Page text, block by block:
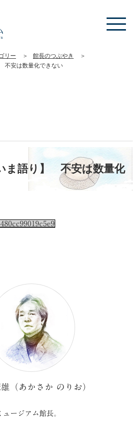
リー
館長のつぶやき
不安は数量化できない
ま語り】 不安は数量化
（あかさか のりお）
ージアム館長。